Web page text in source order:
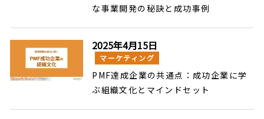
な事業開発の秘訣と成功事例
2025年4月15日
マーケティング
PMF達成企業の共通点：成功企業に学
ぶ組織文化とマインドセット